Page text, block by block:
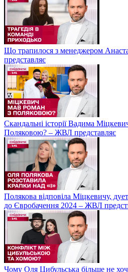
Що трапилося з менеджером
представляє
Скандальні історії Вадима
Поляковою? – ЖВЛ представляє
Полякова відповіла Міцкевичу,
до Євробачення 2024 – ЖВЛ
Чому Оля Цибульська більше не